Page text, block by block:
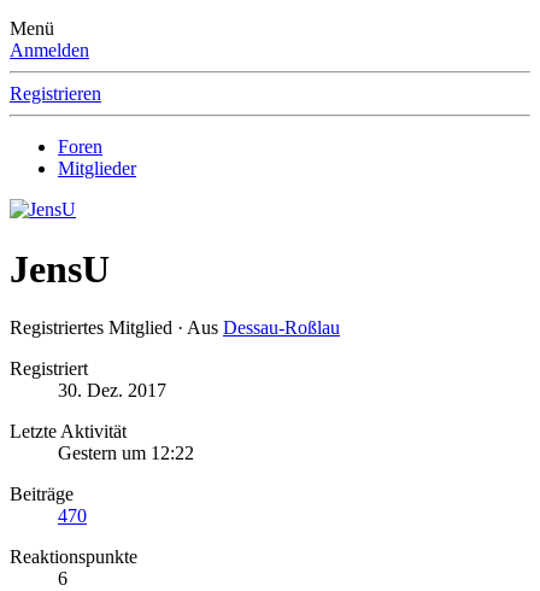
Menü
Anmelden
Registrieren
Foren
Mitglieder
JensU
Registriertes Mitglied · Aus Dessau-Roßlau
Registriert
30. Dez. 2017
Letzte Aktivität
Gestern um 12:22
Beiträge
470
Reaktionspunkte
6